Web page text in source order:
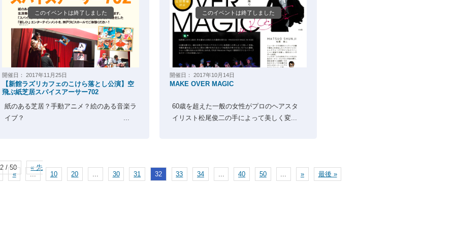
開催日： 2017年11月25日
【新館ラズリカフェのこけら落とし公演】空
飛ぶ紙芝居スパイスアーサー702
紙のある芝居？手動アニメ？絵のある音楽ラ
イブ？ ...
このイベントは終了しました
開催日： 2017年10月14日
MAKE OVER MAGIC
60歳を超えた一般の女性がプロのヘアスタ
イリスト松尾俊二の手によって美しく変...
このイベントは終了しました
/ 50
« 先
«
... 10 20 ... 30 31 32 33 34 ... 40 50 ... » 最後 »